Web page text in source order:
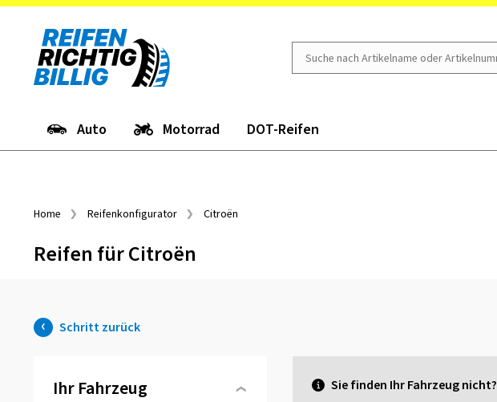
Auto Motorrad DOT-Reifen
Home Reifenkonfigurator Citroën
Reifen für Citroën
Schritt zurück
Ihr Fahrzeug Sie finden Ihr Fahrzeug nicht?